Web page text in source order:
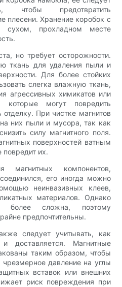
чтобы предотвратить
плесени. Хранение коробок с
сухом, прохладном месте
но требует осторожности.
ткань для удаления пыли и
Для более стойких
слегка влажную ткань,
агрессивных химикатов или
которые могут повредить
При чистке магнитов
них пыли и мусора, так как
силу магнитного поля.
поверхностей ватным
их.
магнитных компонентов,
его иногда можно
неинвазивных клеев,
материалов. Однако
более сложна, поэтому
предпочтительны.
следует учитывать, как
доставляется. Магнитные
таким образом, чтобы
чрезмерное давление на углы
вставок или внешних
риск повреждения при